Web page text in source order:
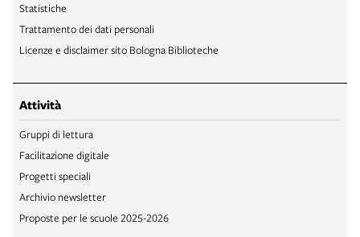
Statistiche
Trattamento dei dati personali
Licenze e disclaimer sito Bologna Biblioteche
Attività
Gruppi di lettura
Facilitazione digitale
Progetti speciali
Archivio newsletter
Proposte per le scuole 2025-2026